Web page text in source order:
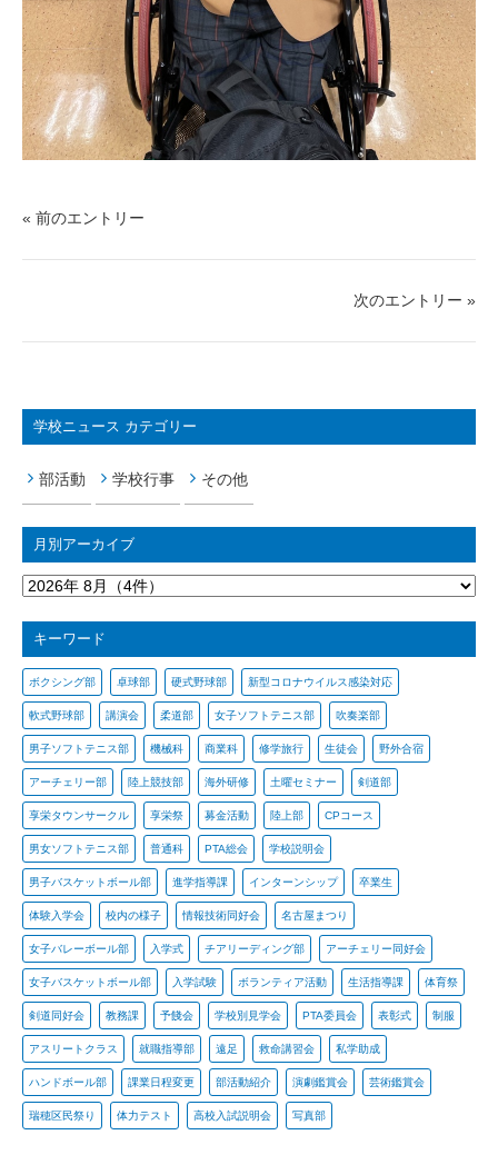
« 前のエントリー
次のエントリー »
学校ニュース カテゴリー
部活動 学校行事 その他
月別アーカイブ
キーワード
ボクシング部 卓球部 硬式野球部 新型コロナウイルス感染対応
軟式野球部 講演会 柔道部 女子ソフトテニス部 吹奏楽部
男子ソフトテニス部 機械科 商業科 修学旅行 生徒会 野外合宿
アーチェリー部 陸上競技部 海外研修 土曜セミナー 剣道部
享栄タウンサークル 享栄祭 募金活動 陸上部 CPコース
男女ソフトテニス部 普通科 PTA総会 学校説明会
男子バスケットボール部 進学指導課 インターンシップ 卒業生
体験入学会 校内の様子 情報技術同好会 名古屋まつり
女子バレーボール部 入学式 チアリーディング部 アーチェリー同好会
女子バスケットボール部 入学試験 ボランティア活動 生活指導課 体育祭
剣道同好会 教務課 予餞会 学校別見学会 PTA委員会 表彰式 制服
アスリートクラス 就職指導部 遠足 救命講習会 私学助成
ハンドボール部 課業日程変更 部活動紹介 演劇鑑賞会 芸術鑑賞会
瑞穂区民祭り 体力テスト 高校入試説明会 写真部